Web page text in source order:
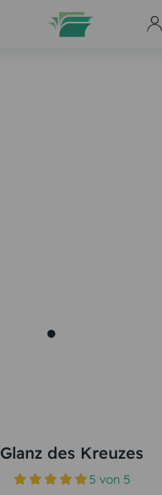
Glanz des Kreuzes
5 von 5